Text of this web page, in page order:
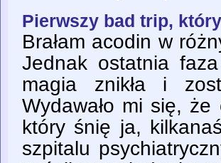
Pierwszy bad trip,
Brałam acodin w
Jednak ostatnia
magia znikła i
Wydawało mi się,
który śnię ja,
szpitalu